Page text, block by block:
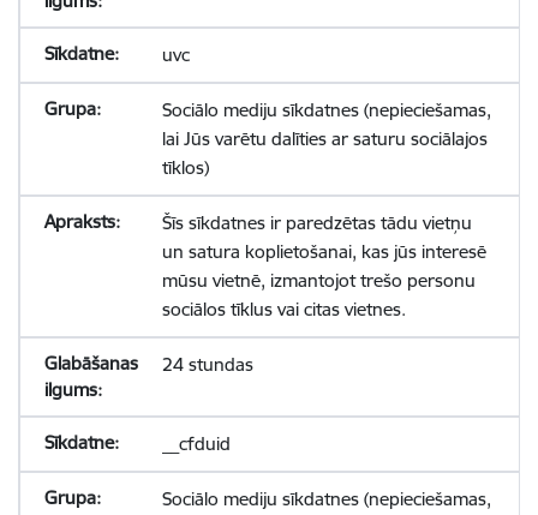
uvc
Sociālo mediju sīkdatnes (nepieciešamas,
lai Jūs varētu dalīties ar saturu sociālajos
tīklos)
Šīs sīkdatnes ir paredzētas tādu vietņu
un satura koplietošanai, kas jūs interesē
mūsu vietnē, izmantojot trešo personu
sociālos tīklus vai citas vietnes.
24 stundas
__cfduid
Sociālo mediju sīkdatnes (nepieciešamas,